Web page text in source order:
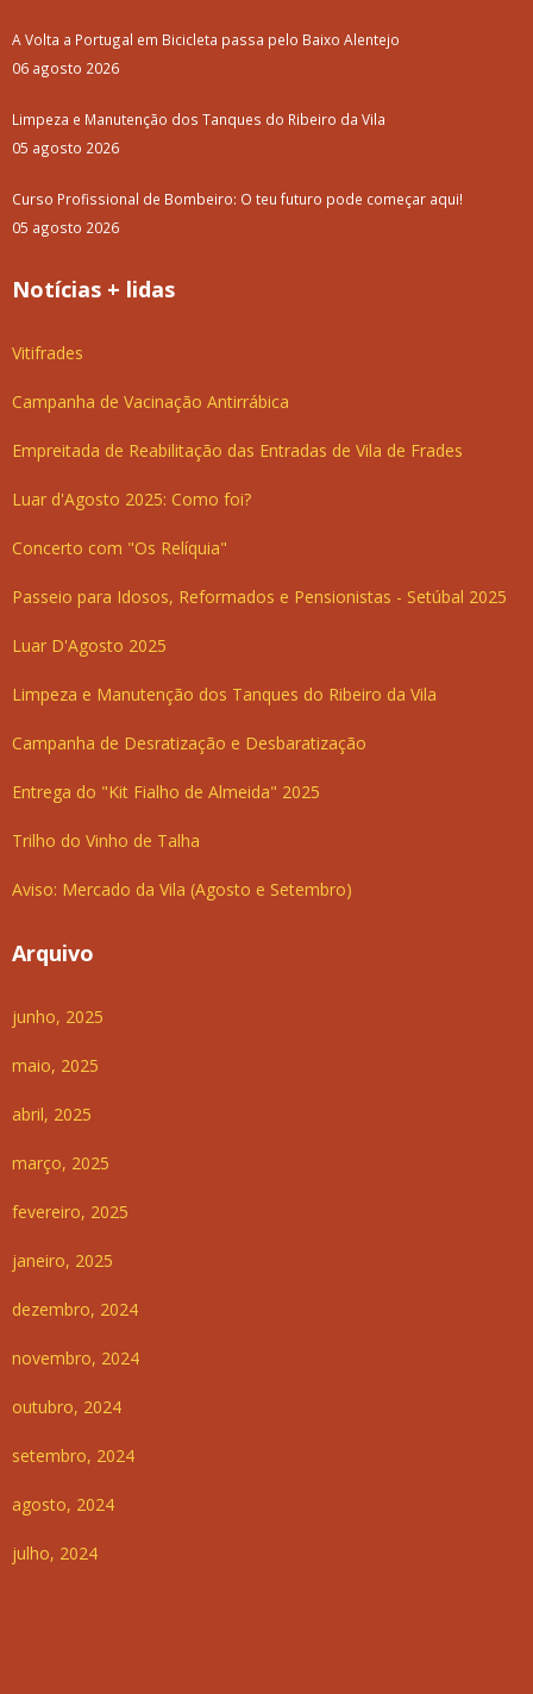
A Volta a Portugal em Bicicleta passa pelo Baixo Alentejo
06 agosto 2026
Limpeza e Manutenção dos Tanques do Ribeiro da Vila
05 agosto 2026
Curso Profissional de Bombeiro: O teu futuro pode começar aqui!
05 agosto 2026
Notícias + lidas
Vitifrades
Campanha de Vacinação Antirrábica
Empreitada de Reabilitação das Entradas de Vila de Frades
Luar d'Agosto 2025: Como foi?
Concerto com "Os Relíquia"
Passeio para Idosos, Reformados e Pensionistas - Setúbal 2025
Luar D'Agosto 2025
Limpeza e Manutenção dos Tanques do Ribeiro da Vila
Campanha de Desratização e Desbaratização
Entrega do "Kit Fialho de Almeida" 2025
Trilho do Vinho de Talha
Aviso: Mercado da Vila (Agosto e Setembro)
Arquivo
junho, 2025
maio, 2025
abril, 2025
março, 2025
fevereiro, 2025
janeiro, 2025
dezembro, 2024
novembro, 2024
outubro, 2024
setembro, 2024
agosto, 2024
julho, 2024